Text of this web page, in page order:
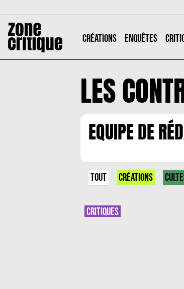
CRÉATIONS ENQUÊTES
LES
EQUIPE DE
TOUT CRÉATIONS
CRITIQUES